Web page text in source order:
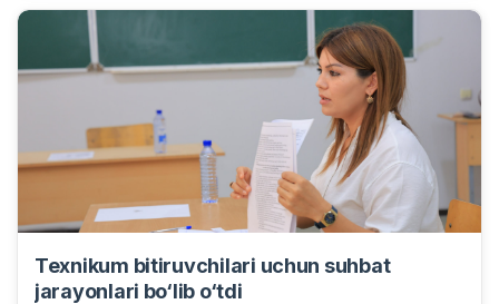
Texnikum bitiruvchilari uchun suhbat
jarayonlari bo‘lib o‘tdi